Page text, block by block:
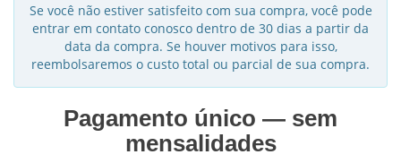
Se você não estiver satisfeito com sua compra, você pode
entrar em contato conosco dentro de 30 dias a partir da
data da compra. Se houver motivos para isso,
reembolsaremos o custo total ou parcial de sua compra.
Pagamento único — sem
mensalidades